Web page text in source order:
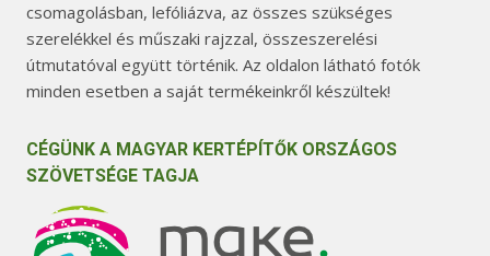
csomagolásban, lefóliázva, az összes szükséges
szerelékkel és műszaki rajzzal, összeszerelési
útmutatóval együtt történik. Az oldalon látható fotók
minden esetben a saját termékeinkről készültek!
CÉGÜNK A MAGYAR KERTÉPÍTŐK ORSZÁGOS
SZÖVETSÉGE TAGJA